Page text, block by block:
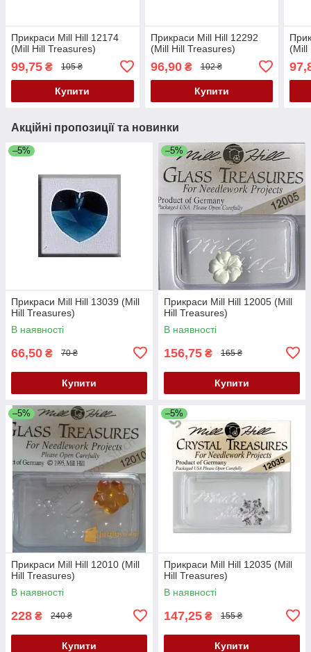
Прикраси Mill Hill 12174
(Mill Hill Treasures)
99,75 ₴ 105 ₴
Купити
Прикраси Mill Hill 12292
(Mill Hill Treasures)
96,90₴ 102 ₴
Купити
(Mill
Акційні пропозиції та новинки
–5%
Прикраси Mill Hill 13039 (Mill
Hill Treasures)
В наявності
66,50 ₴ 70 ₴
Купити
–5%
Прикраси Mill Hill 12005 (Mill
Hill Treasures)
В наявності
156,75 ₴ 165 ₴
Купити
–5%
Прикраси Mill Hill 12010 (Mill
Hill Treasures)
В наявності
228 ₴ 240 ₴
Купити
–5%
Прикраси Mill Hill 12035 (Mill
Hill Treasures)
В наявності
147,25 ₴ 155 ₴
Купити